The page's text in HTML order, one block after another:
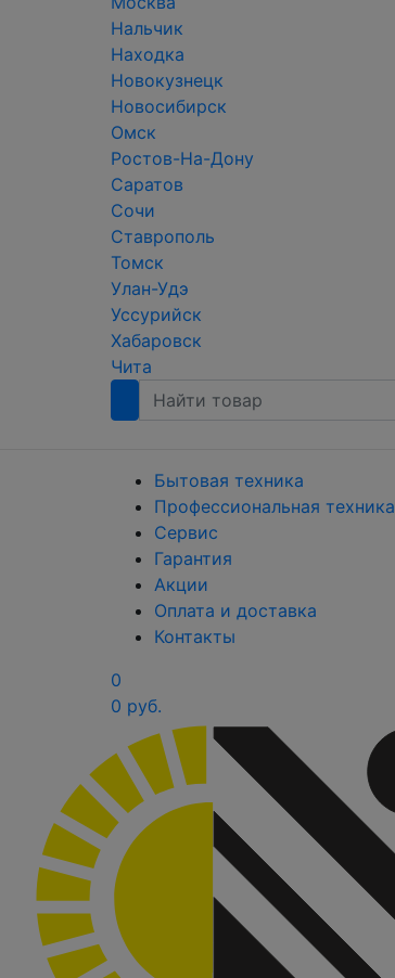
Нальчик
Находка
Новокузнецк
Новосибирск
Омск
Ростов-На-Дону
Саратов
Сочи
Ставрополь
Томск
Улан-Удэ
Уссурийск
Хабаровск
Чита
Бытовая техника
Профессиональная техника
Сервис
Гарантия
Акции
Оплата и доставка
Контакты
0
0 руб.